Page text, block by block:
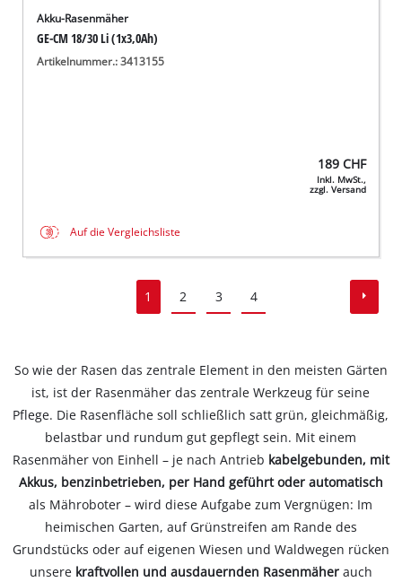
Akku-Rasenmäher
GE-CM 18/30 Li (1x3,0Ah)
Artikelnummer.: 3413155
189 CHF
Inkl. MwSt.,
zzgl. Versand
Auf die Vergleichsliste
1 2 3 4
So wie der Rasen das zentrale Element in den meisten Gärten
ist, ist der Rasenmäher das zentrale Werkzeug für seine
Pflege. Die Rasenfläche soll schließlich satt grün, gleichmäßig,
belastbar und rundum gut gepflegt sein. Mit einem
Rasenmäher von Einhell – je nach Antrieb kabelgebunden, mit
Akkus, benzinbetrieben, per Hand geführt oder automatisch
als Mähroboter – wird diese Aufgabe zum Vergnügen: Im
heimischen Garten, auf Grünstreifen am Rande des
Grundstücks oder auf eigenen Wiesen und Waldwegen rücken
unsere kraftvollen und ausdauernden Rasenmäherauch